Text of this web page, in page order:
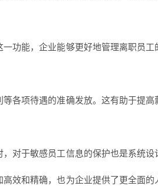
功能，企业能够更好地管理离职员工
各项待遇的准确发放。这有助于提
对于敏感员工信息的保护也是系统设
效和精确，也为企业提供了更全面